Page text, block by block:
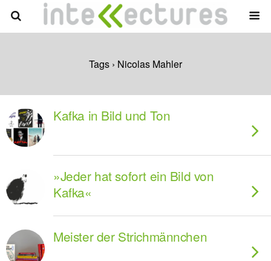
Tags › Nicolas Mahler
Kafka in Bild und Ton
»Jeder hat sofort ein Bild von
Kafka«
Meister der Strichmännchen